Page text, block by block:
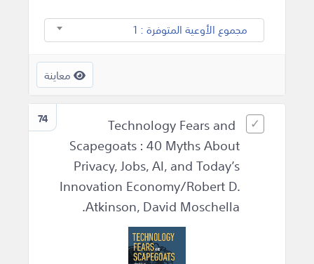
مجموع الأوعية المتوفرة : 1
معاينة
74
Technology Fears and
Scapegoats : 40 Myths About
Privacy, Jobs, AI, and Today’s
Innovation Economy/Robert D.
Atkinson, David Moschella.